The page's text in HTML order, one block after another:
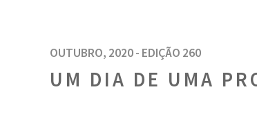
OUTUBRO, 2020 - EDIÇÃO 260
UM DIA DE UMA